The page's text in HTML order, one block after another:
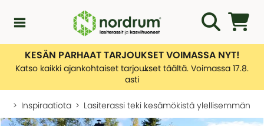
Kampanjat
KESÄN PARHAAT TARJOUKSET VOIMASSA NYT!
Katso kaikki ajankohtaiset tarjoukset täältä. Voimassa 17.8.
asti
Inspiraatiota Lasiterassi teki kesämökistä ylellisemmän